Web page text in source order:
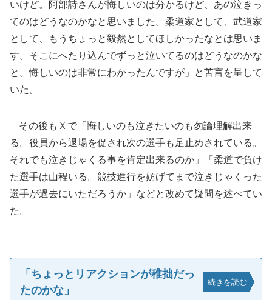
いけど。阿部詩さんが悔しいのは分かるけど、あの泣きっ
てのはどうなのかなと思いました。柔道家として、武道家
として、もうちょっと毅然としてほしかったなとは思いま
す。そこにへたり込んでずっと泣いてるのはどうなのかな
と。悔しいのは非常にわかったんですが」と苦言を呈して
いた。
その後もＸで「悔しいのも泣きたいのも勿論理解出来
る。役員から退場を促され次の選手も足止めされている。
それでも泣きじゃくる事を肯定出来るのか」「柔道で負け
た選手は山程いる。競技進行を妨げてまで泣きじゃくった
選手が過去にいただろうか」などと改めて疑問を述べてい
た。
「ちょっとリアクションが稚拙だっ
たのかな」
続きを読む